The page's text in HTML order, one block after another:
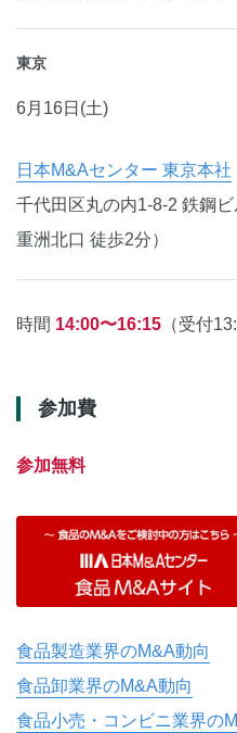
東京
6月16日(土)
日本M&Aセンター 東京本社
千代田区丸の内1-8-2 鉄鋼
重洲北口 徒歩2分）
時間 14:00〜16:15 （受付
参加費
参加無料
食品製造業界のM&A動向
食品卸業界のM&A動向
食品小売・コンビニ業界の